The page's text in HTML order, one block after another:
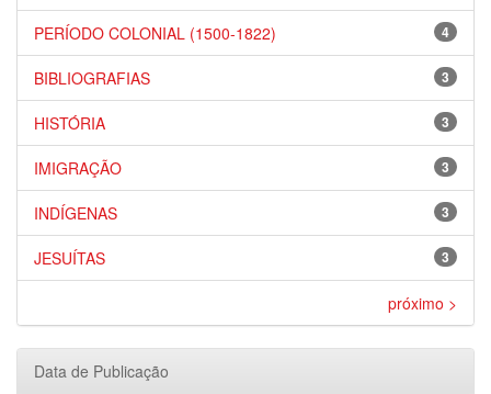
4
PERÍODO COLONIAL (1500-1822)
3
BIBLIOGRAFIAS
3
HISTÓRIA
3
IMIGRAÇÃO
3
INDÍGENAS
3
JESUÍTAS
próximo >
Data de Publicação